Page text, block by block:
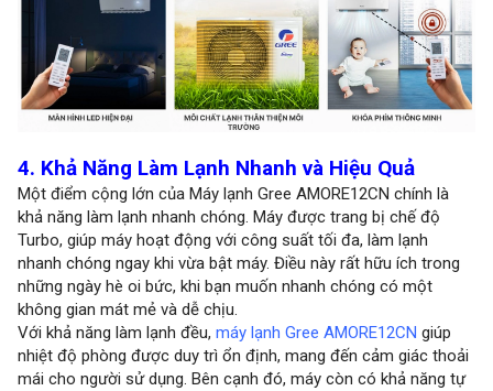
4. Khả Năng Làm Lạnh Nhanh và Hiệu Quả
Một điểm cộng lớn của Máy lạnh Gree AMORE12CN chính là
khả năng làm lạnh nhanh chóng. Máy được trang bị chế độ
Turbo, giúp máy hoạt động với công suất tối đa, làm lạnh
nhanh chóng ngay khi vừa bật máy. Điều này rất hữu ích trong
những ngày hè oi bức, khi bạn muốn nhanh chóng có một
không gian mát mẻ và dễ chịu.
Với khả năng làm lạnh đều, máy lạnh Gree AMORE12CN giúp
nhiệt độ phòng được duy trì ổn định, mang đến cảm giác thoải
mái cho người sử dụng. Bên cạnh đó, máy còn có khả năng tự